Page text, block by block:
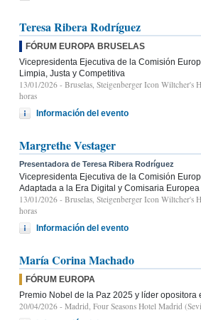
Teresa Ribera Rodríguez
FÓRUM EUROPA BRUSELAS
Vicepresidenta Ejecutiva de la Comisión
Limpia, Justa y Competitiva
13/01/2026 - Bruselas, Steigenberger Icon Wiltcher's
horas
Información del evento
Margrethe Vestager
Presentadora de Teresa Ribera Rodríguez
Vicepresidenta Ejecutiva de la Comisión
Adaptada a la Era Digital y Comisaria
13/01/2026 - Bruselas, Steigenberger Icon Wiltcher's
horas
Información del evento
María Corina Machado
FÓRUM EUROPA
Premio Nobel de la Paz 2025 y líder opositora
20/04/2026 - Madrid, Four Seasons Hotel Madrid